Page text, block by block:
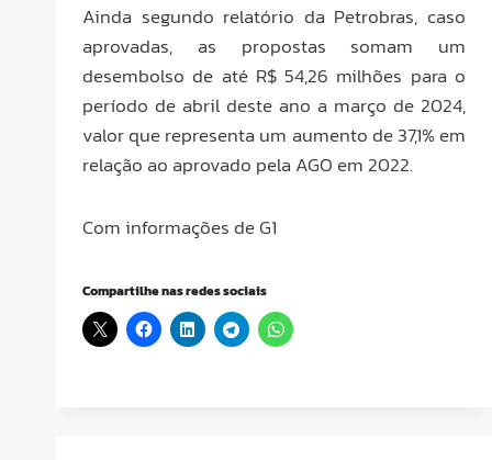
Ainda segundo relatório da Petrobras, caso
aprovadas, as propostas somam um
desembolso de até R$ 54,26 milhões para o
período de abril deste ano a março de 2024,
valor que representa um aumento de 37,1% em
relação ao aprovado pela AGO em 2022.
Com informações de G1
Compartilhe nas redes sociais